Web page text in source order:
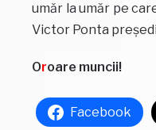
umăr la umăr pe
Victor Ponta
Oroare muncii!
Facebook